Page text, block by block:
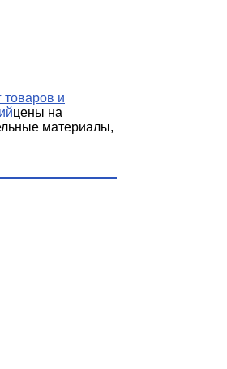
товаров и
цены на
материалы,